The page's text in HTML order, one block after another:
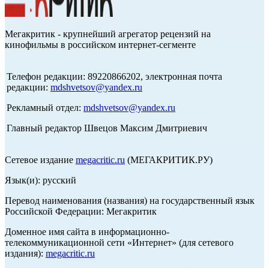
Мегакритик - крупнейший агрегатор рецензий на
кинофильмы в российском интернет-сегменте
Телефон редакции: 89220866202, электронная почта
редакции: mdshvetsov@yandex.ru
Рекламный отдел: mdshvetsov@yandex.ru
Главный редактор Швецов Максим Дмитриевич
Сетевое издание megacritic.ru (МЕГАКРИТИК.РУ)
Язык(и): русский
Перевод наименования (названия) на государственный язык
Российской Федерации: Мегакритик
Доменное имя сайта в информационно-
телекоммуникационной сети «Интернет» (для сетевого
издания): megacritic.ru